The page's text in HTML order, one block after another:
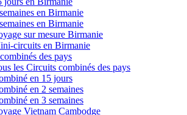
en Birmanie
en Birmanie
sur mesure Birmanie
circuits en Birmanie
des pays
les Circuits combinés des pays
en 15 jours
en 2 semaines
en 3 semaines
Vietnam Cambodge